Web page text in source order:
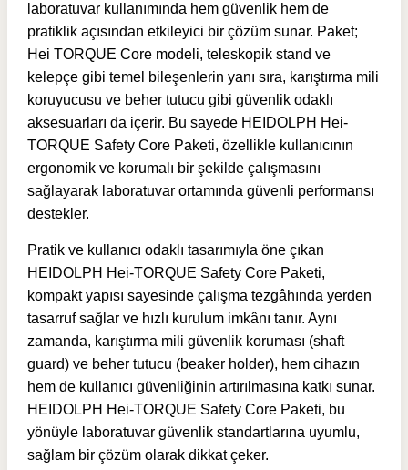
laboratuvar kullanımında hem güvenlik hem de
pratiklik açısından etkileyici bir çözüm sunar. Paket;
Hei TORQUE Core modeli, teleskopik stand ve
kelepçe gibi temel bileşenlerin yanı sıra, karıştırma mili
koruyucusu ve beher tutucu gibi güvenlik odaklı
aksesuarları da içerir. Bu sayede HEIDOLPH Hei-
TORQUE Safety Core Paketi, özellikle kullanıcının
ergonomik ve korumalı bir şekilde çalışmasını
sağlayarak laboratuvar ortamında güvenli performansı
destekler.
Pratik ve kullanıcı odaklı tasarımıyla öne çıkan
HEIDOLPH Hei-TORQUE Safety Core Paketi,
kompakt yapısı sayesinde çalışma tezgâhında yerden
tasarruf sağlar ve hızlı kurulum imkânı tanır. Aynı
zamanda, karıştırma mili güvenlik koruması (shaft
guard) ve beher tutucu (beaker holder), hem cihazın
hem de kullanıcı güvenliğinin artırılmasına katkı sunar.
HEIDOLPH Hei-TORQUE Safety Core Paketi, bu
yönüyle laboratuvar güvenlik standartlarına uyumlu,
sağlam bir çözüm olarak dikkat çeker.